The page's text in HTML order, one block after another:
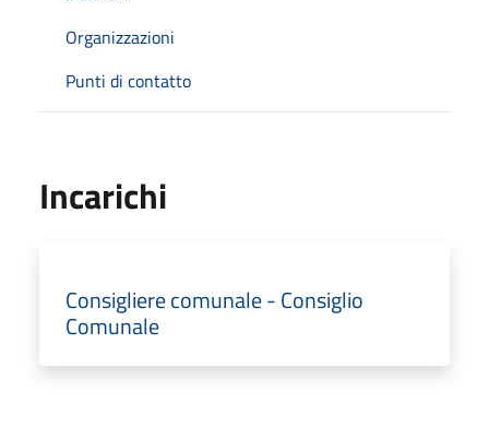
Organizzazioni
Punti di contatto
Incarichi
Consigliere comunale - Consiglio
Comunale